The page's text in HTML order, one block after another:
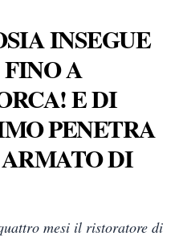
INSEGUE
A
E DI
PENETRA
DI
mesi il ristoratore di